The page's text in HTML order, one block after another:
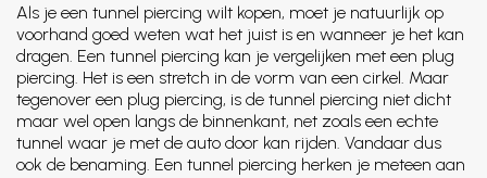
Als je een tunnel piercing wilt kopen, moet je natuurlijk op
voorhand goed weten wat het juist is en wanneer je het kan
dragen. Een tunnel piercing kan je vergelijken met een plug
piercing. Het is een stretch in de vorm van een cirkel. Maar
tegenover een plug piercing, is de tunnel piercing niet dicht
maar wel open langs de binnenkant, net zoals een echte
tunnel waar je met de auto door kan rijden. Vandaar dus
ook de benaming. Een tunnel piercing herken je meteen aan